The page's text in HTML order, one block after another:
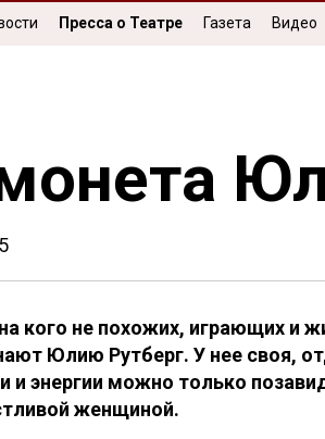
Пресса о Театре Газета Видео
кого не похожих, играющих и
Юлию Рутберг. У нее своя,
и энергии можно только
женщиной.